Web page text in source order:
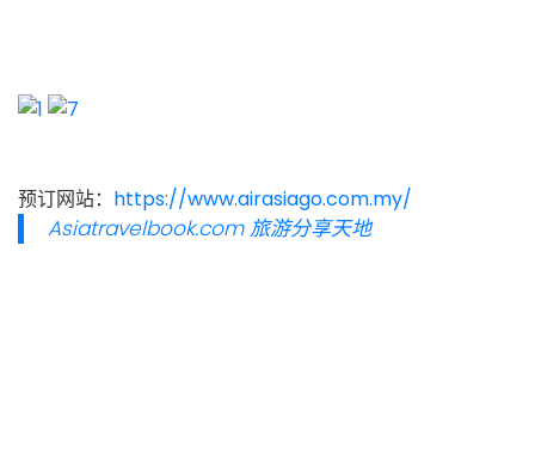
预订网站： https://www.airasiago.com.my/
Asiatravelbook.com 旅游分享天地